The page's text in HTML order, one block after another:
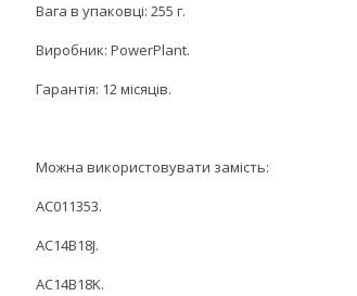
Вага в упаковці: 255 г.
Виробник: PowerPlant.
Гарантія: 12 місяців.
Можна використовувати замість:
AC011353.
AC14B18J.
AC14B18K.